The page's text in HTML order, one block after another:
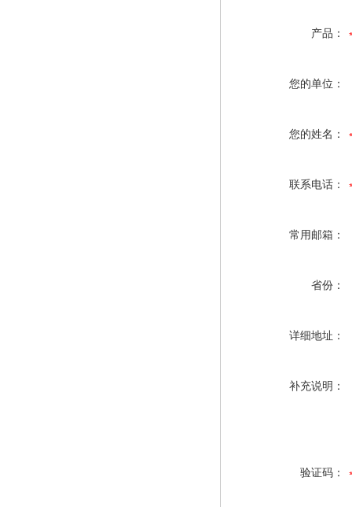
产品：
您的单位：
您的姓名：
联系电话：
常用邮箱：
省份：
详细地址：
补充说明：
验证码：